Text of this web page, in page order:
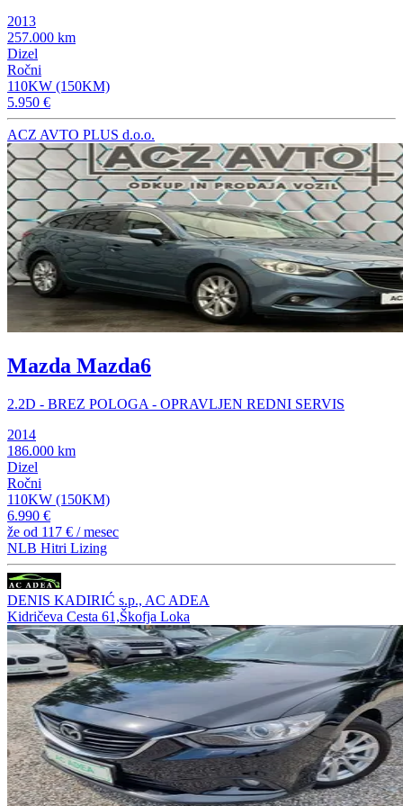
2013
257.000 km
Dizel
Ročni
110KW (150KM)
5.950 €
ACZ AVTO PLUS d.o.o.
Mazda Mazda6
2.2D - BREZ POLOGA - OPRAVLJEN REDNI SERVIS
2014
186.000 km
Dizel
Ročni
110KW (150KM)
6.990 €
že od 117 € / mesec
NLB Hitri Lizing
DENIS KADIRIĆ s.p., AC ADEA
Kidričeva Cesta 61,Škofja Loka